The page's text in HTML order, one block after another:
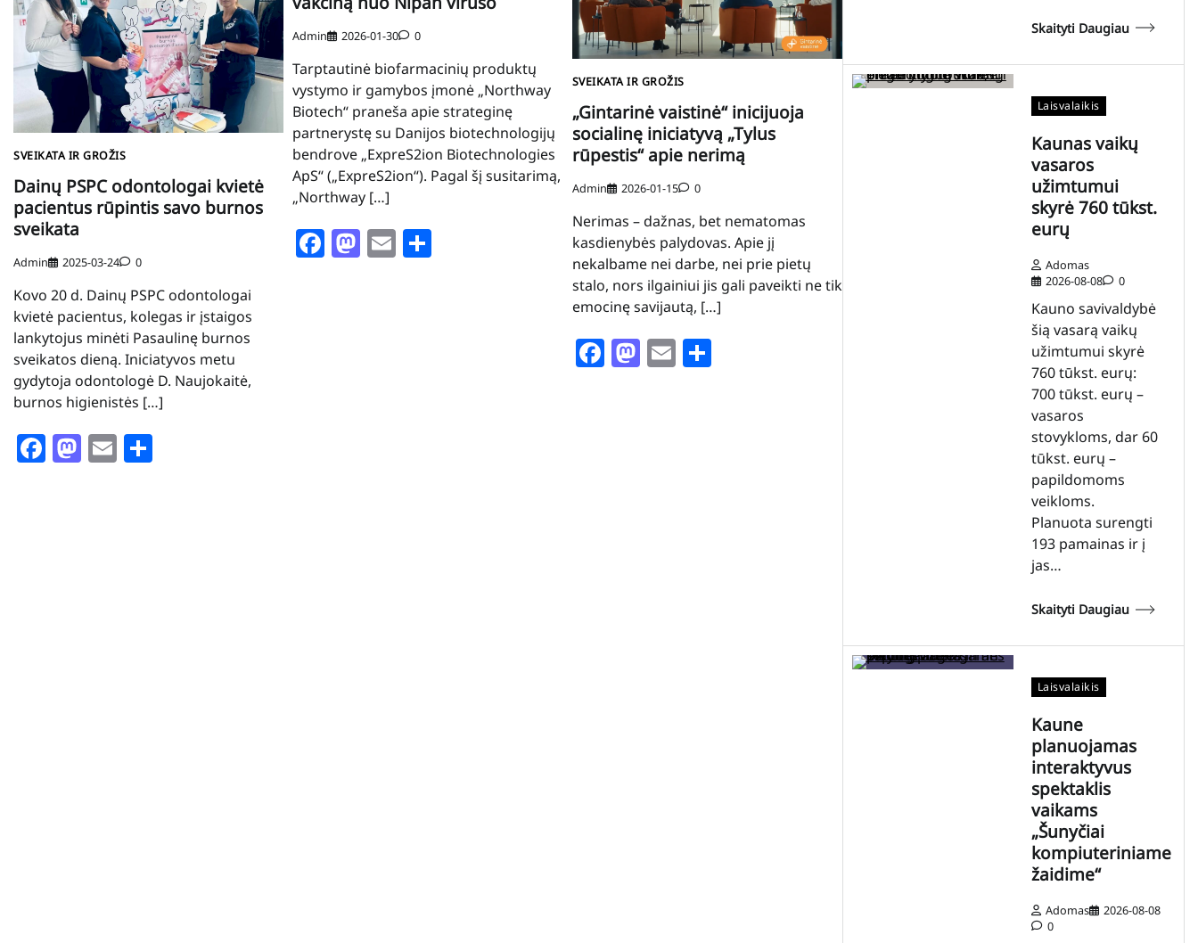
SVEIKATA IR GROŽIS
Dainų PSPC odontologai kvietė
pacientus rūpintis savo burnos
sveikata
Admin 2025-03-24 0
Kovo 20 d. Dainų PSPC odontologai
kvietė pacientus, kolegas ir įstaigos
lankytojus minėti Pasaulinę burnos
sveikatos dieną. Iniciatyvos metu
gydytoja odontologė D. Naujokaitė,
burnos higienistės […]
Facebook
Mastodon
Email
Admin 2026-01-30 0
Tarptautinė biofarmacinių produktų
vystymo ir gamybos įmonė „Northway
Biotech“ praneša apie strateginę
partnerystę su Danijos biotechnologijų
bendrove „ExpreS2ion Biotechnologies
ApS“ („ExpreS2ion“). Pagal šį susitarimą,
„Northway […]
Facebook
Mastodon
Email
SVEIKATA IR GROŽIS
„Gintarinė vaistinė“ inicijuoja
socialinę iniciatyvą „Tylus
rūpestis“ apie nerimą
Admin 2026-01-15 0
Nerimas – dažnas, bet nematomas
kasdienybės palydovas. Apie jį
nekalbame nei darbe, nei prie pietų
stalo, nors ilgainiui jis gali paveikti ne tik
emocinę savijautą, […]
Facebook
Mastodon
EmailShare
Skaityti Daugiau
Laisvalaikis
Kaunas vaikų
vasaros
užimtumui
skyrė 760 tūkst.
eurų
Adomas
2026-08-08
0
Kauno savivaldybė
šią vasarą vaikų
užimtumui skyrė
760 tūkst. eurų:
700 tūkst. eurų –
vasaros
stovykloms, dar 60
tūkst. eurų –
papildomoms
veikloms.
Planuota surengti
193 pamainas ir į
jas…
Skaityti Daugiau
Laisvalaikis
Kaune
planuojamas
interaktyvus
spektaklis
vaikams
„Šunyčiai
kompiuteriniame
žaidime“
Adomas
2026-08-08
0